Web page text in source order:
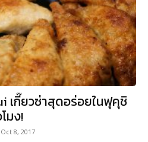
เกี๊ยวซ่าสุดอร่อยในฟุคุชิ
มง!
Oct 8, 2017